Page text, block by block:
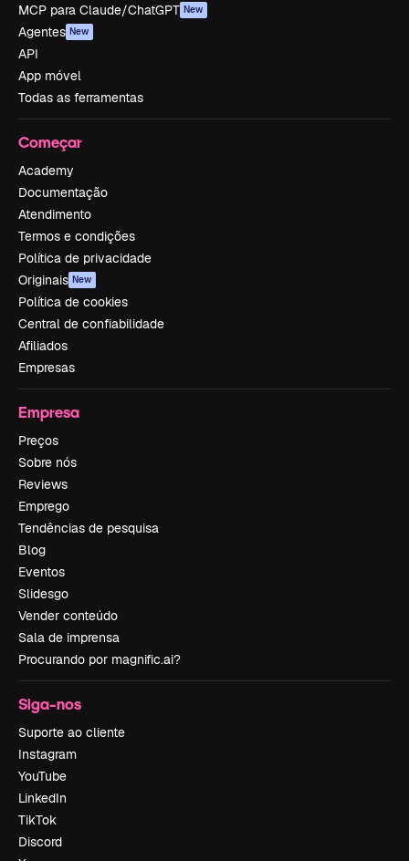
MCP para Claude/ChatGPT New
Agentes New
API
App móvel
Todas as ferramentas
Começar
Academy
Documentação
Atendimento
Termos e condições
Política de privacidade
Originais New
Política de cookies
Central de confiabilidade
Afiliados
Empresas
Empresa
Preços
Sobre nós
Reviews
Emprego
Tendências de pesquisa
Blog
Eventos
Slidesgo
Vender conteúdo
Sala de imprensa
Procurando por magnific.ai?
Siga-nos
Suporte ao cliente
Instagram
YouTube
LinkedIn
TikTok
Discord